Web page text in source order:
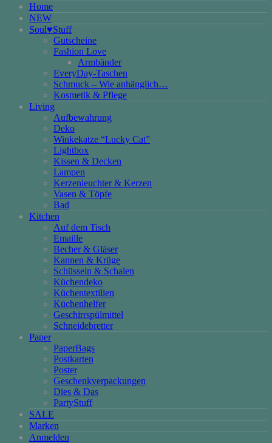
Home
NEW
Soul♥Stuff
Gutscheine
Fashion Love
Armbänder
EveryDay-Taschen
Schmuck – Wie anhänglich…
Kosmetik & Pflege
Living
Aufbewahrung
Deko
Winkekatze “Lucky Cat”
Lightbox
Kissen & Decken
Lampen
Kerzenleuchter & Kerzen
Vasen & Töpfe
Bad
Kitchen
Auf dem Tisch
Emaille
Becher & Gläser
Kannen & Krüge
Schüsseln & Schalen
Küchendeko
Küchentextilien
Küchenhelfer
Geschirrspülmittel
Schneidebretter
Paper
PaperBags
Postkarten
Poster
Geschenkverpackungen
Dies & Das
PartyStuff
SALE
Marken
Anmelden